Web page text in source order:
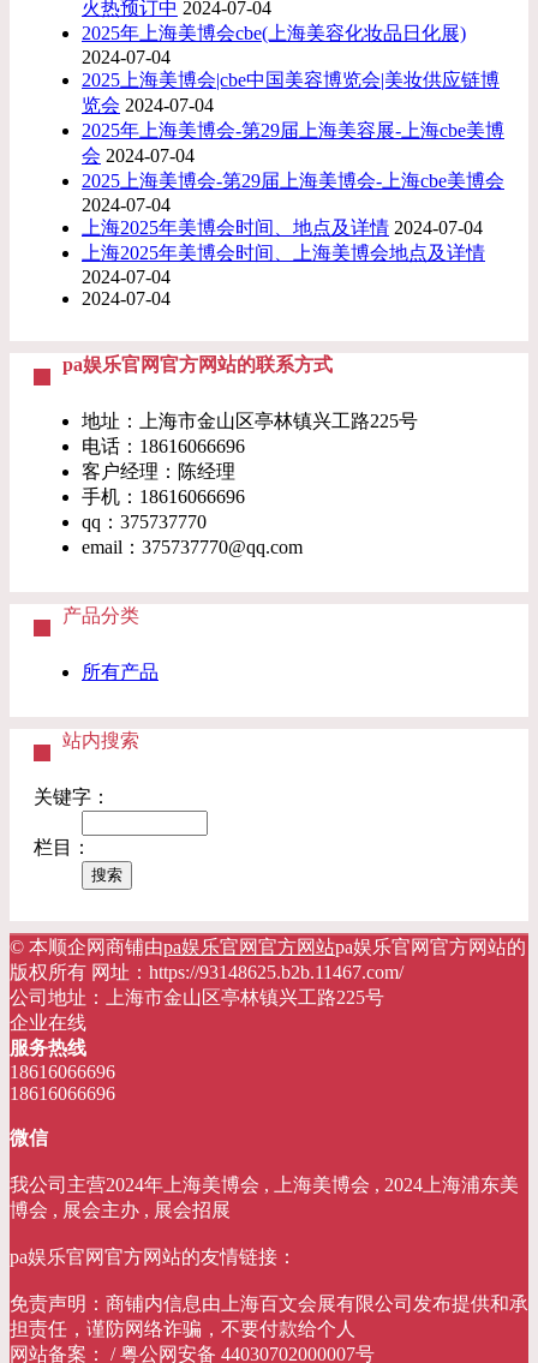
火热预订中 2024-07-04
2025年上海美博会cbe(上海美容化妆品日化展)
2024-07-04
2025上海美博会|cbe中国美容博览会|美妆供应链博
览会 2024-07-04
2025年上海美博会-第29届上海美容展-上海cbe美博
会 2024-07-04
2025上海美博会-第29届上海美博会-上海cbe美博会
2024-07-04
上海2025年美博会时间、地点及详情 2024-07-04
上海2025年美博会时间、上海美博会地点及详情
2024-07-04
2024-07-04
pa娱乐官网官方网站的联系方式
地址：上海市金山区亭林镇兴工路225号
电话：18616066696
客户经理：陈经理
手机：18616066696
qq：375737770
email： 375737770@qq.com
产品分类
所有产品
站内搜索
关键字：
栏目：
© 本顺企网商铺由pa娱乐官网官方网站pa娱乐官网官方网站的
版权所有 网址：https://93148625.b2b.11467.com/
公司地址：上海市金山区亭林镇兴工路225号
企业在线
服务热线
18616066696
18616066696
微信
我公司主营2024年上海美博会 , 上海美博会 , 2024上海浦东美
博会 , 展会主办 , 展会招展
pa娱乐官网官方网站的友情链接：
免责声明：商铺内信息由上海百文会展有限公司发布提供和承
担责任，谨防网络诈骗，不要付款给个人
网站备案： / 粤公网安备 44030702000007号